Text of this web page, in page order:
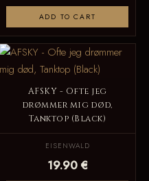
ADD TO CART
AFSKY - Ofte jeg
drømmer mig død,
Tanktop (Black)
EISENWALD
19.90 €